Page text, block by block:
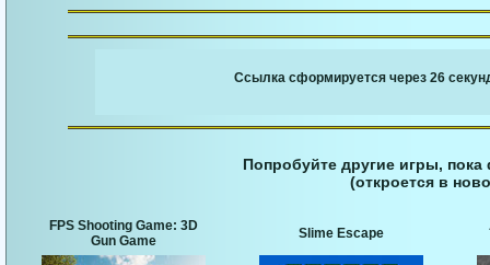
Ссылка сформируется через 26
Попробуйте другие игры,
(откроется в
FPS Shooting Game: 3D
Gun Game
Slime Escape